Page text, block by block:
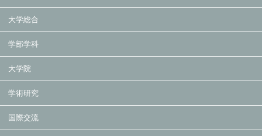
大学総合
学部学科
大学院
学術研究
国際交流